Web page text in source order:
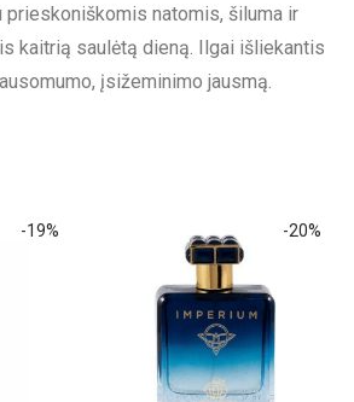
natomis, šiluma ir
kaitrią saulėtą dieną. Ilgai išliekantis
įsižeminimo jausmą.
-
-19% -20%